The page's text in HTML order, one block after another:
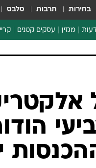
בחירות תרבות סלבס
מגזין עסקים קטנים